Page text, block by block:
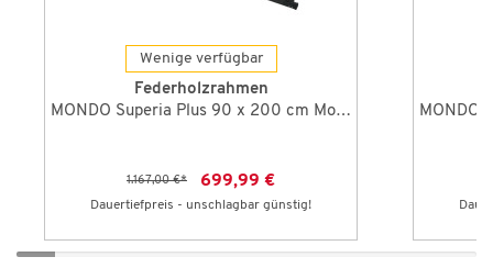
Wenige verfügbar
Federholzrahmen
MONDO Superia Plus 90 x 200 cm Motor
1.167,00 €* 699,99 €
Dauertiefpreis - unschlagbar günstig!